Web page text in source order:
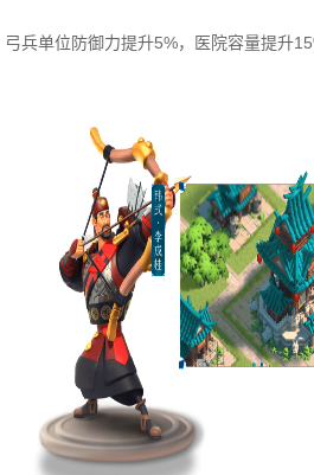
弓兵单位防御力提升5%，医院容量提升